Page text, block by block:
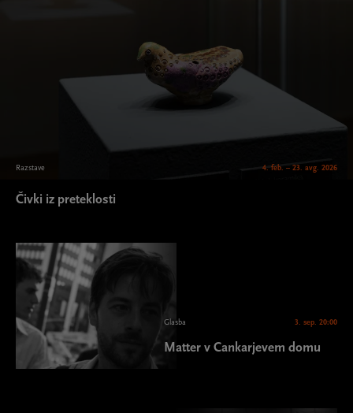
Razstave 4. feb. – 23. avg. 2026
Čivki iz preteklosti
Glasba 3. sep. 20:00
Matter v Cankarjevem domu